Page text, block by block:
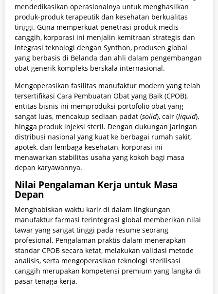
mendedikasikan operasionalnya untuk menghasilkan
produk-produk terapeutik dan kesehatan berkualitas
tinggi. Guna memperkuat penetrasi produk medis
canggih, korporasi ini menjalin kemitraan strategis dan
integrasi teknologi dengan Synthon, produsen global
yang berbasis di Belanda dan ahli dalam pengembangan
obat generik kompleks berskala internasional.
Mengoperasikan fasilitas manufaktur modern yang telah
tersertifikasi Cara Pembuatan Obat yang Baik (CPOB),
entitas bisnis ini memproduksi portofolio obat yang
sangat luas, mencakup sediaan padat (solid), cair (liquid),
hingga produk injeksi steril. Dengan dukungan jaringan
distribusi nasional yang kuat ke berbagai rumah sakit,
apotek, dan lembaga kesehatan, korporasi ini
menawarkan stabilitas usaha yang kokoh bagi masa
depan karyawannya.
Nilai Pengalaman Kerja untuk Masa
Depan
Menghabiskan waktu karir di dalam lingkungan
manufaktur farmasi terintegrasi global memberikan nilai
tawar yang sangat tinggi pada resume seorang
profesional. Pengalaman praktis dalam menerapkan
standar CPOB secara ketat, melakukan validasi metode
analisis, serta mengoperasikan teknologi sterilisasi
canggih merupakan kompetensi premium yang langka di
pasar tenaga kerja.